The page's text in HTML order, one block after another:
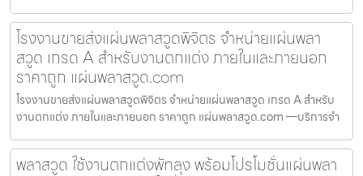
โรงงานขายส่งแผ่นพลาสวูดพิจิตร จำหน่ายแผ่นพลา
สวูด เกรด A สำหรับงานตกแต่ง ภายในและภายนอก
ราคาถูก แผ่นพลาสวูด.com
โรงงานขายส่งแผ่นพลาสวูดพิจิตร จำหน่ายแผ่นพลาสวูด เกรด A สำหรับ
งานตกแต่ง ภายในและภายนอก ราคาถูก แผ่นพลาสวูด.com —บริการจำ
พลาสวูด ใช้งานตกแต่งพัทลุง พร้อมโปรโมชั่นแผ่นพลา